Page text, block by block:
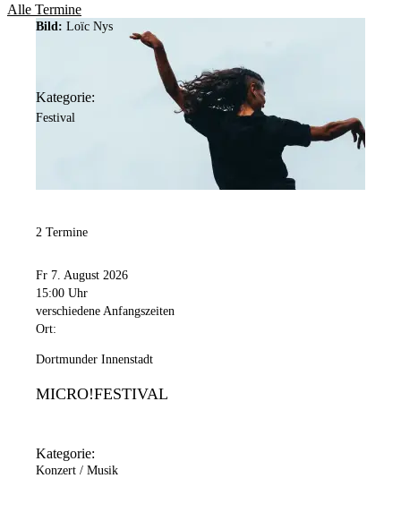
Alle Termine
Bild: Loïc Nys
Kategorie:
Festival
2 Termine
Fr 7. August 2026
15:00 Uhr
verschiedene Anfangszeiten
Ort:
Dortmunder Innenstadt
MICRO!FESTIVAL
Kategorie:
Konzert / Musik